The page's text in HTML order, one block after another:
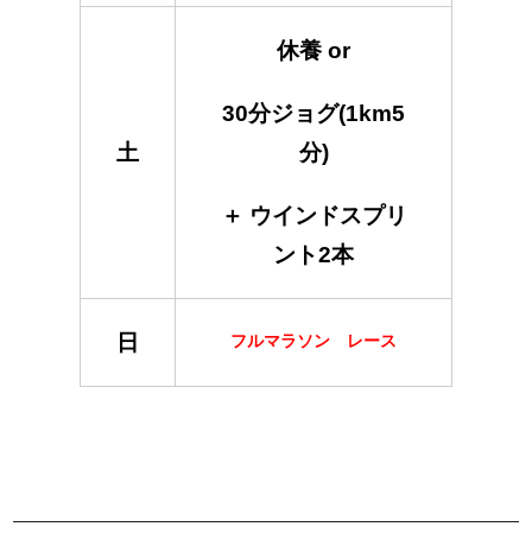
土
休養 or
30分ジョグ(1km5
分)
＋ ウインドスプリ
ント2本
日 フルマラソン レース